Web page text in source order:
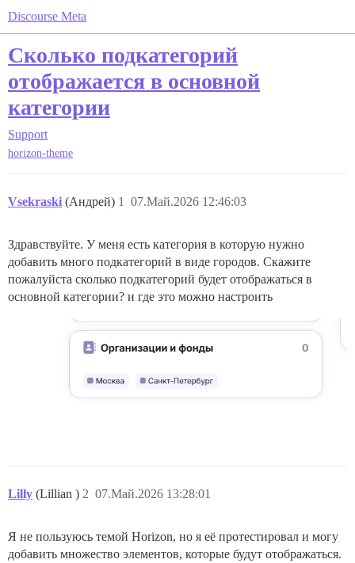
Discourse Meta
Сколько подкатегорий
отображается в основной
категории
Support
horizon-theme
Vsekraski (Андрей) 07.Май.2026 12:46:03
1
Здравствуйте. У меня есть категория в которую нужно
добавить много подкатегорий в виде городов. Скажите
пожалуйста сколько подкатегорий будет отображаться в
основной категории? и где это можно настроить
Lilly (Lillian ) 07.Май.2026 13:28:01
2
Я не пользуюсь темой Horizon, но я её протестировал и могу
добавить множество элементов, которые будут отображаться.